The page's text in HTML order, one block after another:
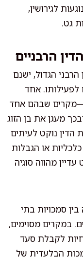
לגירושין,
גט.
הרבניים
הגדול, ישנם
לפעילותו. אחד
שבהם אחד
מעגן את בן הזוג
הדין נוקט לעיתים
או הגבלות
מהווה סוגיה
סמכויות בתי
במקרים מסוימים,
לקבלת סעד
הבלעדית של